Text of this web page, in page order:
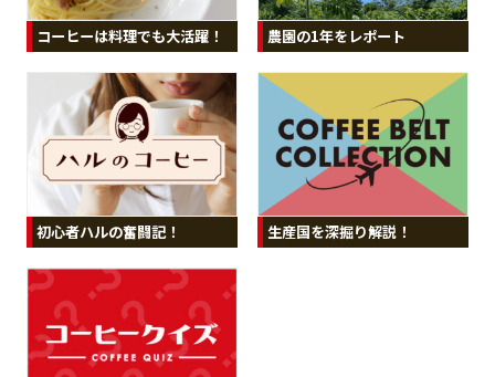
コーヒーは料理でも大活躍！ 農園の1年をレポート
初心者ハルの奮闘記！ 生産国を深掘り解説！